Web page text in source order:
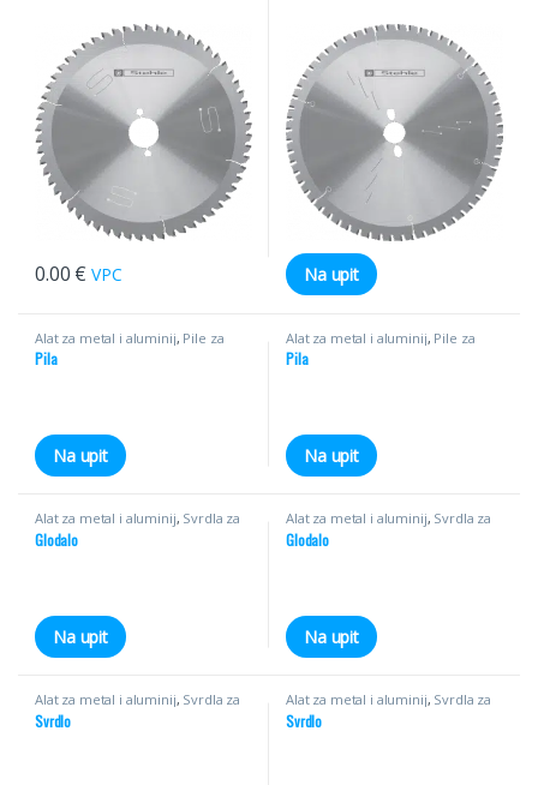
0.00 € VPC Na upit
Alat za metal i aluminij, Pile za
aluminij
Pila
Na upit
Alat za metal i aluminij, Pile za
aluminij
Pila
Na upit
Alat za metal i aluminij, Svrdla za
aluminij
Glodalo
Na upit
Alat za metal i aluminij, Svrdla za
aluminij
Glodalo
Na upit
Alat za metal i aluminij, Svrdla za
aluminij
Svrdlo
Alat za metal i aluminij, Svrdla za
aluminij
Svrdlo